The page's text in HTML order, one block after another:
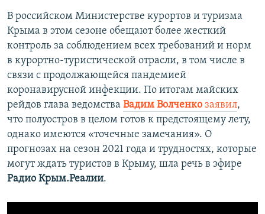
В российском Министерстве курортов и туризма
Крыма в этом сезоне обещают более жесткий
контроль за соблюдением всех требований и норм
в курортно-туристической отрасли, в том числе в
связи с продолжающейся пандемией
коронавирусной инфекции. По итогам майских
рейдов глава ведомства Вадим Волченко заявил,
что полуостров в целом готов к предстоящему лету,
однако имеются «точечные замечания». О
прогнозах на сезон 2021 года и трудностях, которые
могут ждать туристов в Крыму, шла речь в эфире
Радио Крым.Реалии.